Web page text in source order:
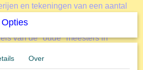
en tekeningen van een aantal
artiesten welke in de top van
kent
van de "oude" meesters in
ook recordhouder van de grootste
Over